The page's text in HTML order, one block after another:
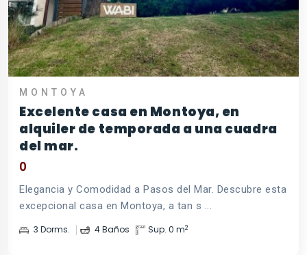
MONTOYA
Excelente casa en Montoya, en
alquiler de temporada a una cuadra
del mar.
0
Elegancia y Comodidad a Pasos del Mar. Descubre esta
excepcional casa en Montoya, a tan s ...
3 Dorms. 4 Baños Sup. 0 m2